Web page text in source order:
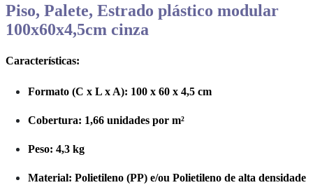
Piso, Palete, Estrado plástico modular
100x60x4,5cm cinza
Características:
Formato (C x L x A): 100 x 60 x 4,5 cm
Cobertura: 1,66 unidades por m²
Peso: 4,3 kg
Material: Polietileno (PP) e/ou Polietileno de alta densidade